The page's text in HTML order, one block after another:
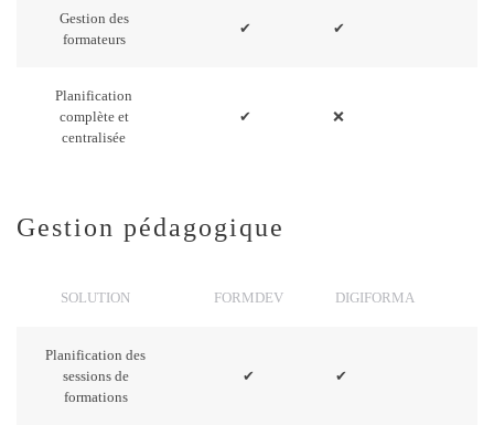
Gestion des
formateurs
✔ ✔
Planification
complète et
centralisée
✔ ❌
Gestion pédagogique
SOLUTION FORMDEV DIGIFORMA
Planification des
sessions de
formations
✔ ✔